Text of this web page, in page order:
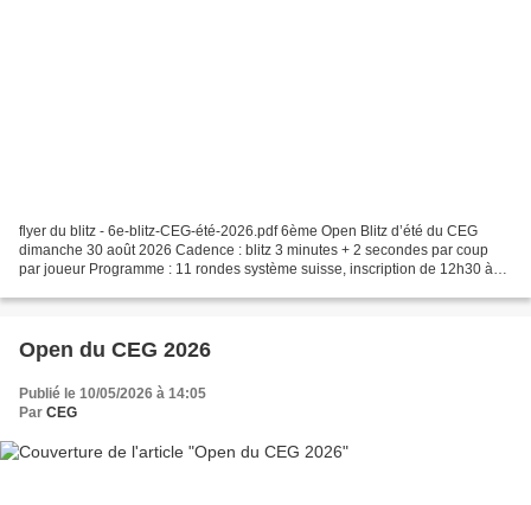
flyer du blitz - 6e-blitz-CEG-été-2026.pdf 6ème Open Blitz d’été du CEG
dimanche 30 août 2026 Cadence : blitz 3 minutes + 2 secondes par coup
par joueur Programme : 11 rondes système suisse, inscription de 12h30 à
Open du CEG 2026
Publié le 10/05/2026 à 14:05
Par CEG